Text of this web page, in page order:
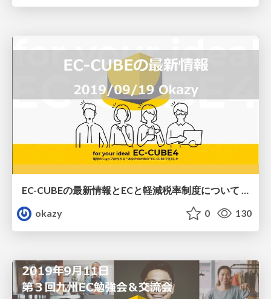
EC-CUBEの最新情報とECと軽減税率制度について | EC-CUBE関西UG（2019/09/19）
okazy
0 130